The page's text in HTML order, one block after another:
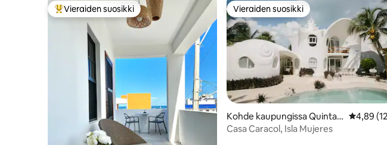
Vieraiden suosikkien parhaimmistoa
Vieraiden suosikki Vieraiden suosikki
Vieraiden suosikki
Kohde kaupungissa Quintan
a Roo
4,89
Casa Caracol, Isla Mujeres